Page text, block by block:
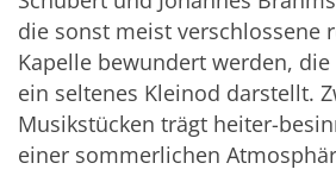
die sonst meist verschlossene
Kapelle bewundert werden,
ein seltenes Kleinod darstellt.
Musikstücken trägt heiter-
einer sommerlichen